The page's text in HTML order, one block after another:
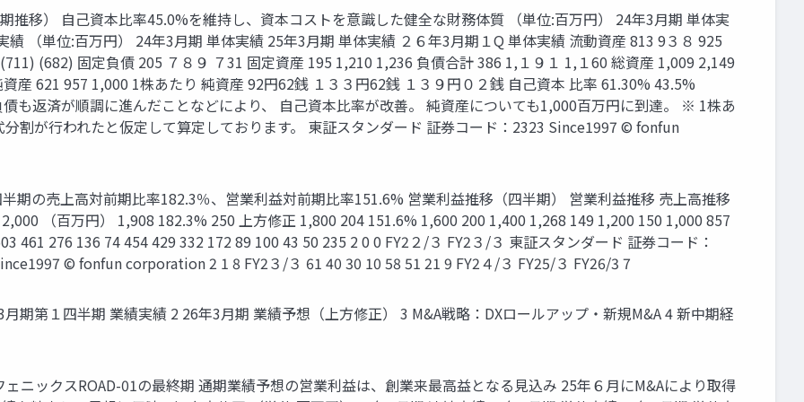
推移） 自己資本比率45.0%を維持し、資本コストを意識した健全な財務体質 （単位:百万円） 24年3月期 単体実
（単位:百万円） 24年3月期 単体実績 25年3月期 単体実績 ２６年3月期１Q 単体実績 流動資産 813 9３８ 925
(682) 固定負債 205 ７８９ ７31 固定資産 195 1,210 1,236 負債合計 386 1,１９１ 1,１60 総資産 1,009 2,149
産 621 957 1,000 1株あたり 純資産 92円62銭 １３３円62銭 １３９円０２銭 自己資本 比率 61.30% 43.5%
も返済が順調に進んだことなどにより、 自己資本比率が改善。 純資産についても1,000百万円に到達。 ※ 1株あ
割が行われたと仮定して算定しております。 東証スタンダード 証券コード：2323 Since1997 © fonfun
期の売上高対前期比率182.3％、営業利益対前期比率151.6% 営業利益推移（四半期） 営業利益推移 売上高推移
（百万円） 1,908 182.3% 250 上方修正 1,800 204 151.6% 1,600 200 1,400 1,268 149 1,200 150 1,000 857
461 276 136 74 454 429 332 172 89 100 43 50 235 2 0 0 FY2２/３ FY2３/３ 東証スタンダード 証券コード：
© fonfun corporation 2 1 8 FY2３/３ 61 40 30 10 58 51 21 9 FY2４/３ FY25/３ FY26/3 7
期第１四半期 業績実績 2 26年3月期 業績予想（上方修正） 3 M&A戦略：DXロールアップ・新規M&A 4 新中期経
ニックスROAD-01の最終期 通期業績予想の営業利益は、創業来最高益となる見込み 25年６月にM&Aにより取得